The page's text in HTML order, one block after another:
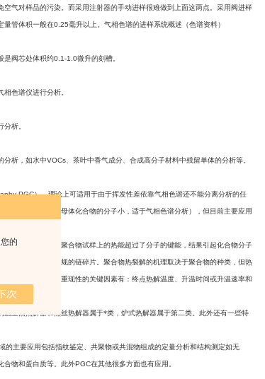
的
气对样品的污染。而采用注射器的手动进样很难做到上面这两点。采用阀进样
量管体积一般在0.25毫升以上。气相色谱的进样系统概述（色谱资料）
是阀芯处体积约0.1-1.0微升的刻槽。
相色谱仪进行分析。
分析。
分析，如水中VOCs 、茶叶中香气成分、合成高分子材料中残留单体的分析等。
PGC），理论上可适用于由于挥发性差依靠气相色谱还不能分离分析的任
构有关，通常比母体化合物的分子小，适于气相色谱分析），但目前主要应用
加热，由于施加到聚合物试样上的热能超过了分子的键能，结果引起化合物分子
单元或裂解成无规的链碎片。聚合物热裂解的机理取决于聚合物的种类，但热
热裂解碎片产率重现性的关键因素有：终点热解温度、升温时间或升温速率和
居里点热解器和热丝热解器属于*类，炉式热解器属于第二类。此外还有一些特
主要应用包括指纹鉴定、共聚物或共混物组成的定量分析和结构测定如无
合物和蛋白质等。此外PGC在其他很多方面也有应用。